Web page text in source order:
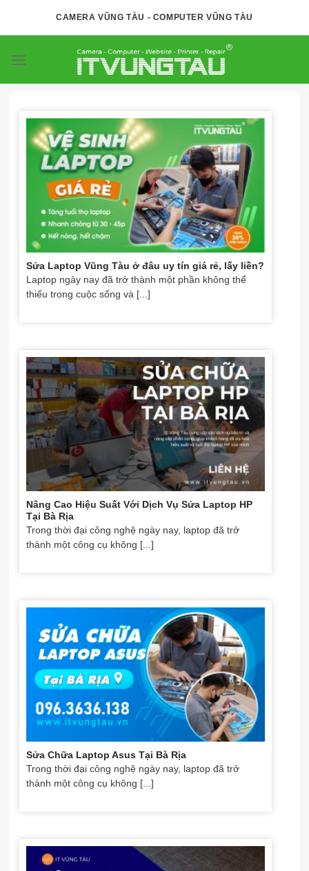
CAMERA VŨNG TÀU - COMPUTER VŨNG TÀU
Sửa Laptop Vũng Tàu ở đâu uy tín giá rẻ, lấy liền?
Laptop ngày nay đã trở thành một phần không thể
thiếu trong cuộc sống và [...]
Nâng Cao Hiệu Suất Với Dịch Vụ Sửa Laptop HP
Tại Bà Rịa
Trong thời đại công nghệ ngày nay, laptop đã trở
thành một công cụ không [...]
Sửa Chữa Laptop Asus Tại Bà Rịa
Trong thời đại công nghệ ngày nay, laptop đã trở
thành một công cụ không [...]